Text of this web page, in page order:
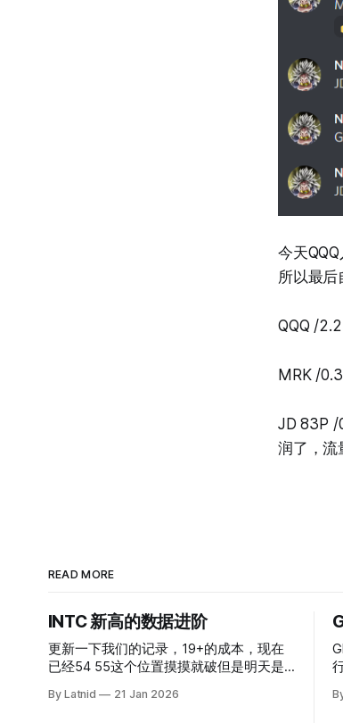
今天
所以最后
QQQ /
MRK /
JD 83P /
润了，流
READ MORE
INTC 新高的数据进阶
更新一下我们的记录，19+的成本，现在
已经54 55这个位置摸摸就破但是明天是
而应该谨慎，数据很明显偏向多头，47的
By Latnid 21 Jan 2026